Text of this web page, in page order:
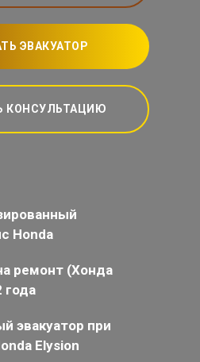
ЭВАКУАТОР
КОНСУЛЬТАЦИЮ
Honda
ремонт (Хонда
года
эвакуатор при
Elysion